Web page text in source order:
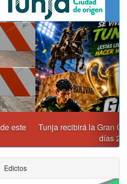
de Fútbol Sala Prejuvenil los
Next
Edictos